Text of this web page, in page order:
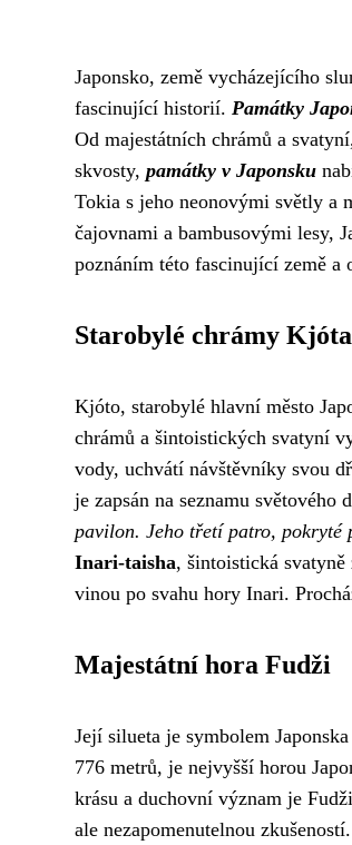
Japonsko, země vycházejícího
fascinující historií. Památky
Od majestátních chrámů a
skvosty, památky v Japonsku
Tokia s jeho neonovými světly a
čajovnami a bambusovými lesy,
poznáním této fascinující země a
Starobylé chrámy Kjóta
Kjóto, starobylé hlavní město
chrámů a šintoistických svatyní
vody, uchvátí návštěvníky svou
je zapsán na seznamu světového
pavilon. Jeho třetí patro, pokryté
Inari-taisha, šintoistická
vinou po svahu hory Inari.
Majestátní hora Fudži
Její silueta je symbolem
776 metrů, je nejvyšší horou
krásu a duchovní význam je
ale nezapomenutelnou